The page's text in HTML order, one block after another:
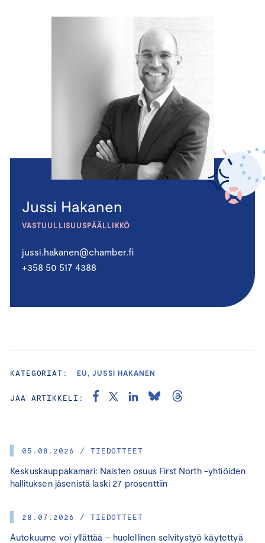
05.08.2026 / TIEDOTTEET
Keskuskauppakamari: Naisten osuus First North -yhtiöiden
hallituksen jäsenistä laski 27 prosenttiin
28.07.2026 / TIEDOTTEET
Autokuume voi yllättää – huolellinen selvitystyö käytettyä
Jussi Hakanen
VASTUULLISUUSPÄÄLLIKKÖ
jussi.hakanen@chamber.fi
+358 50 517 4388
KATEGORIAT: EU, JUSSI HAKANEN
JAA ARTIKKELI: